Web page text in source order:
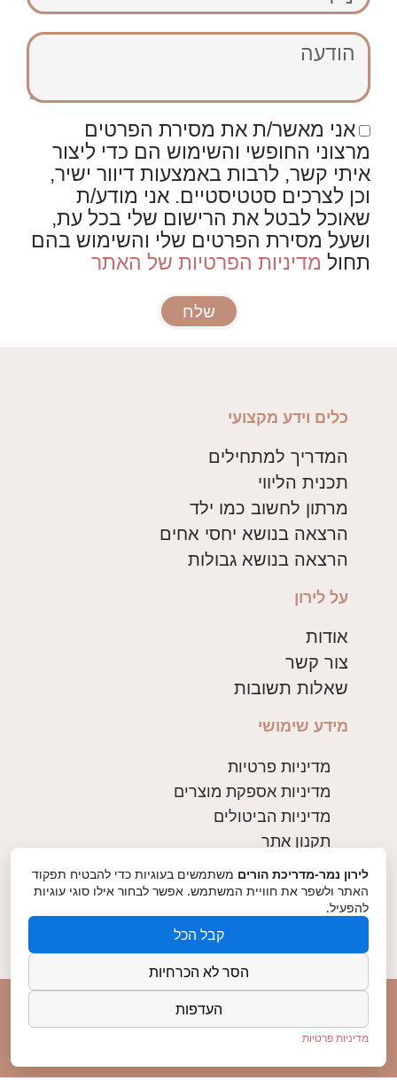
הודעה
אני מאשר/ת את מסירת הפרטים
מרצוני החופשי והשימוש הם כדי ליצור
איתי קשר, לרבות באמצעות דיוור ישיר,
וכן לצרכים סטטיסטיים. אני מודע/ת
שאוכל לבטל את הרישום שלי בכל עת,
ושעל מסירת הפרטים שלי והשימוש בהם
תחול מדיניות הפרטיות של האתר
שלח
כלים וידע מקצועי
המדריך למתחילים
תכנית הליווי
מרתון לחשוב כמו ילד
הרצאה בנושא יחסי אחים
הרצאה בנושא גבולות
על לירון
אודות
צור קשר
שאלות תשובות
מידע שימושי
מדיניות פרטיות
מדיניות אספקת מוצרים
מדיניות הביטולים
תקנון אתר
צרו קשר
054-2424066
Lironzan@gmail.com
לירון נמר-מדריכת הורים משתמשים בעוגיות כדי להבטיח תפקוד
האתר ולשפר את חוויית המשתמש. אפשר לבחור אילו סוגי עוגיות
להפעיל.
קבל הכל
הסר לא הכרחיות
העדפות
מדיניות פרטיות